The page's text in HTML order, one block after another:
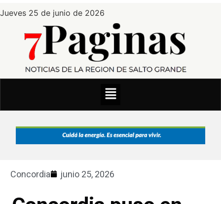
Jueves 25 de junio de 2026
Concordia junio 25, 2026